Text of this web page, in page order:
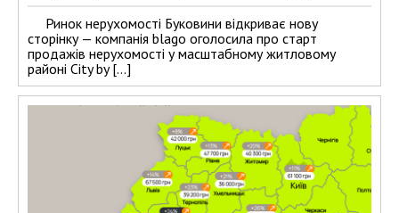
Ринок нерухомості Буковини відкриває нову
сторінку — компанія blago оголосила про старт
продажів нерухомості у масштабному житловому
районі City by […]